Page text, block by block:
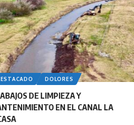
DOLORES
DE LIMPIEZA Y
EN EL CANAL LA